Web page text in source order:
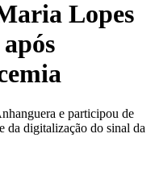
Lopes
e participou de
da digitalização do sinal da